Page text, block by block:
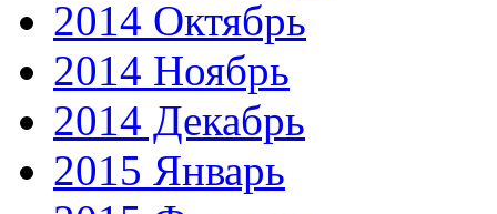
2014 Октябрь
2014 Ноябрь
2014 Декабрь
2015 Январь